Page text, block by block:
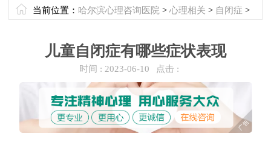
当前位置： 哈尔滨心理咨询医院 > 心理相关 > 自闭症 >
儿童自闭症有哪些症状表现
时间 : 2023-06-10 点击 :